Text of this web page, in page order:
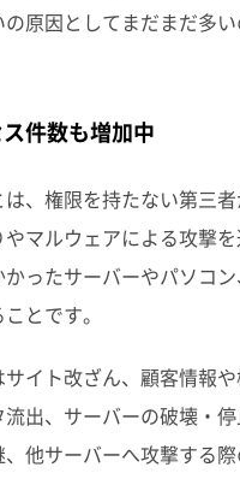
の原因としてまだまだ多
件数も増加中
、権限を持たない第三
やマルウェアによる攻撃
かったサーバーやパソコ
とです。
イト改ざん、顧客情報
出、サーバーの破壊・
他サーバーへ攻撃する